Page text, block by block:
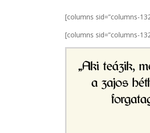
[columns sid=”columns-
[columns sid=”columns-